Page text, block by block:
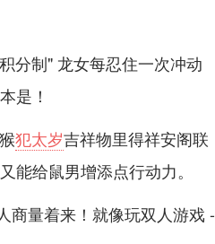
分制" 龙女每忍住一次冲动
是！
犯太岁吉祥物里得祥安阁联
能给鼠男增添点行动力。
商量着来！就像玩双人游戏 -